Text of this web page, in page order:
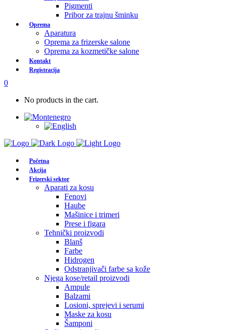
Pigmenti
Pribor za trajnu šminku
Oprema
Aparatura
Oprema za frizerske salone
Oprema za kozmetičke salone
Kontakt
Registracija
0
No products in the cart.
Početna
Akcija
Frizerski sektor
Aparati za kosu
Fenovi
Haube
Mašinice i trimeri
Prese i figara
Tehnički proizvodi
Blanš
Farbe
Hidrogen
Odstranjivači farbe sa kože
Njega kose/retail proizvodi
Ampule
Balzami
Losioni, sprejevi i serumi
Maske za kosu
Šamponi